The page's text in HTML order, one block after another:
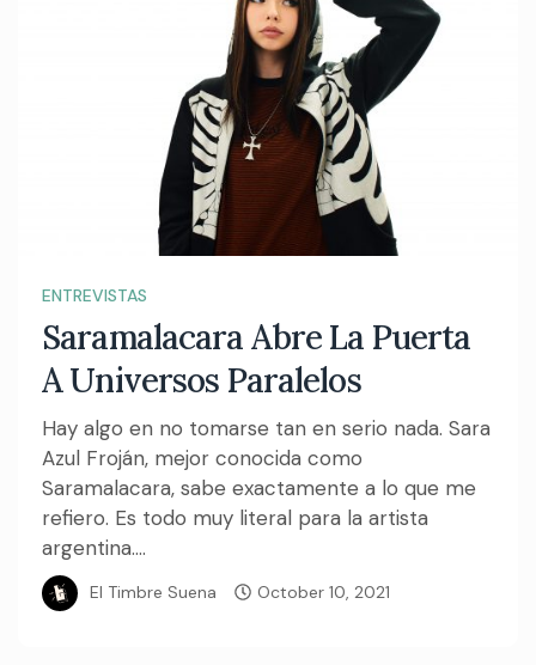
ENTREVISTAS
Saramalacara Abre La Puerta
A Universos Paralelos
Hay algo en no tomarse tan en serio nada. Sara
Azul Froján, mejor conocida como
Saramalacara, sabe exactamente a lo que me
refiero. Es todo muy literal para la artista
argentina....
El Timbre Suena October 10, 2021